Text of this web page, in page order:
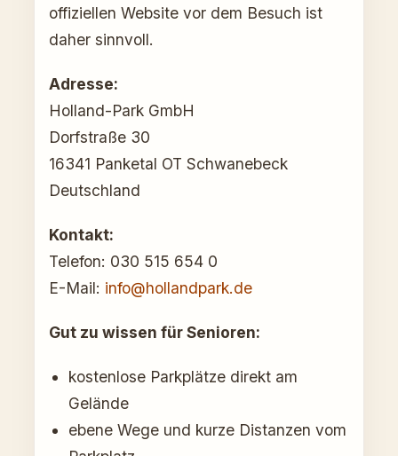
offiziellen Website vor dem Besuch ist
daher sinnvoll.
Adresse:
Holland-Park GmbH
Dorfstraße 30
16341 Panketal OT Schwanebeck
Deutschland
Kontakt:
Telefon: 030 515 654 0
E-Mail: info@hollandpark.de
Gut zu wissen für Senioren:
kostenlose Parkplätze direkt am
Gelände
ebene Wege und kurze Distanzen vom